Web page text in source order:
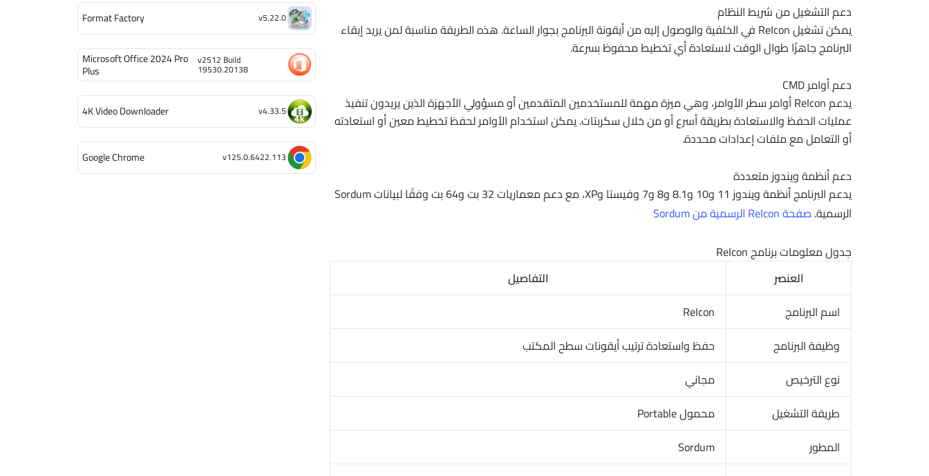
Format Factory v5.22.0
Microsoft Office 2024 Pro
Plus
v2512 Build
19530.20138
4K Video Downloader v4.33.5
Google Chrome v125.0.6422.113
دعم التشغيل من شريط النظام
يمكن تشغيل ReIcon في الخلفية والوصول إليه من أيقونة البرنامج بجوار الساعة. هذه الطريقة مناسبة لمن يريد إبقاء
البرنامج جاهزًا طوال الوقت لاستعادة أي تخطيط محفوظ بسرعة.
دعم أوامر CMD
يدعم ReIcon أوامر سطر الأوامر، وهي ميزة مهمة للمستخدمين المتقدمين أو مسؤولي الأجهزة الذين يريدون تنفيذ
عمليات الحفظ والاستعادة بطريقة أسرع أو من خلال سكربتات. يمكن استخدام الأوامر لحفظ تخطيط معين أو استعادته
أو التعامل مع ملفات إعدادات محددة.
دعم أنظمة ويندوز متعددة
يدعم البرنامج أنظمة ويندوز 11 و10 و8.1 و8 و7 وفيستا وXP، مع دعم معماريات 32 بت و64 بت وفقًا لبيانات Sordum
الرسمية. صفحة ReIcon الرسمية من Sordum
جدول معلومات برنامج ReIcon
العنصر
التفاصيل
اسم البرنامج
ReIcon
وظيفة البرنامج
حفظ واستعادة ترتيب أيقونات سطح المكتب
نوع الترخيص
مجاني
طريقة التشغيل
محمول Portable
المطور
Sordum